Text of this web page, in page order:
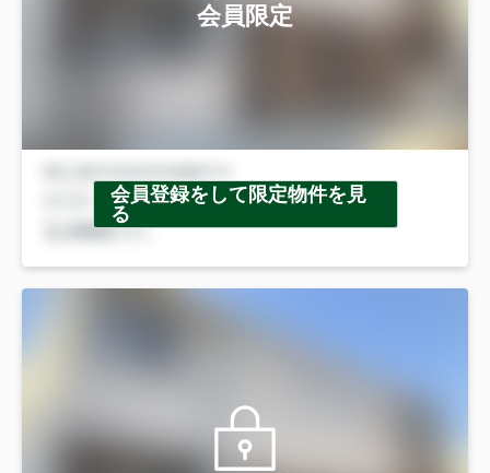
会員限定
会員登録をして限定物件を見
る